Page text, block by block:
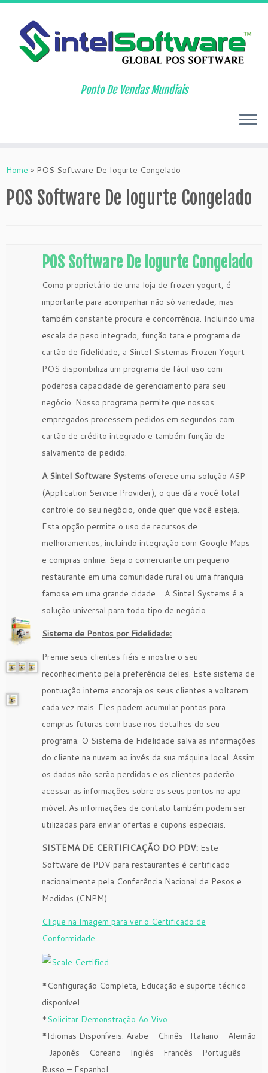
to
Ponto De Vendas Mundiais
Home » POS Software De Iogurte Congelado
POS Software De Iogurte Congelado
POS Software De Iogurte Congelado
Como proprietário de uma loja de frozen yogurt, é
importante para acompanhar não só variedade, mas
também constante procura e concorrência. Incluindo uma
escala de peso integrado, função tara e programa de
cartão de fidelidade, a Sintel Sistemas Frozen Yogurt
POS disponibiliza um programa de fácil uso com
poderosa capacidade de gerenciamento para seu
negócio. Nosso programa permite que nossos
empregados processem pedidos em segundos com
cartão de crédito integrado e também função de
salvamento de pedido.
A Sintel Software Systems oferece uma solução ASP
(Application Service Provider), o que dá a você total
controle do seu negócio, onde quer que você esteja.
Esta opção permite o uso de recursos de
melhoramentos, incluindo integração com Google Maps
e compras online. Seja o comerciante um pequeno
restaurante em uma comunidade rural ou uma franquia
famosa em uma grande cidade… A Sintel Systems é a
solução universal para todo tipo de negócio.
Sistema de Pontos por Fidelidade:
Premie seus clientes fiéis e mostre o seu
reconhecimento pela preferência deles. Este sistema de
pontuação interna encoraja os seus clientes a voltarem
cada vez mais. Eles podem acumular pontos para
compras futuras com base nos detalhes do seu
programa. O Sistema de Fidelidade salva as informações
do cliente na nuvem ao invés da sua máquina local. Assim
os dados não serão perdidos e os clientes poderão
acessar as informações sobre os seus pontos no app
móvel. As informações de contato também podem ser
utilizadas para enviar ofertas e cupons especiais.
SISTEMA DE CERTIFICAÇÃO DO PDV: Este
Software de PDV para restaurantes é certificado
nacionalmente pela Conferência Nacional de Pesos e
Medidas (CNPM).
Clique na Imagem para ver o Certificado de
Conformidade
*Configuração Completa, Educação e suporte técnico
disponível
*Solicitar Demonstração Ao Vivo
*Idiomas Disponíveis: Arabe – Chinês– Italiano – Alemão
– Japonês – Coreano – Inglês – Francês – Português –
Russo – Espanhol